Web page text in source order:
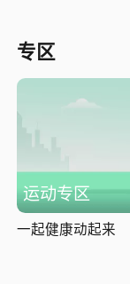
专区
运动专区
一起健康动起来